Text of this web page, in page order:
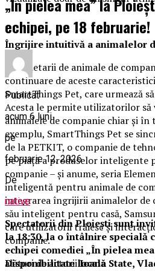
Îngrijire intuitivă a animalelor
Proprietarii de animale de
continuare de aceste
SmartThings Pet, care urmează
Acesta le permite utilizatorilor să
animalele de companie chiar și în
exemplu, SmartThings Pet se
de la PETKIT, o companie de
pe piață a produselor inteligente
companie – și anume, seria
inteligentă pentru animale de
integrarea îngrijirii animalelor de
său inteligent pentru casă,
care utilizatorii trăiesc și
companie.
Disponibilitate locală
„În pielea mea” la
echipei, pe 18 februarie!
Publicat
acum 6 luni
pe
februarie 12, 2026
De
native
Spectatorii din Ploiești sunt
la 18:30, la o întâlnire specială
echipei comediei „În pielea
alături de actoriiIoana State,